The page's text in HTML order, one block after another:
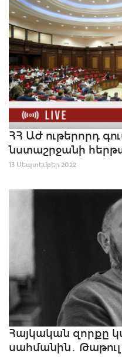
ՀՀ ԱԺ ութերորդ
նստաշրջանի
13 Սեպտեմբեր 2022
Հայկական զորքը
սահմանին․